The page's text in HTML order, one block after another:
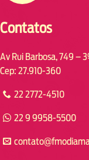
Contatos
Av Rui Barbosa, 749 –
Cep: 27.910-360
22 2772-4510
22 9 9958-5500